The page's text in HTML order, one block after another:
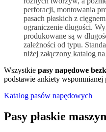
perforacji, montowania
pasach płaskich z
ograniczenie długości.
produkowane są w
zależności od typu.
niżej załączony katalog
Wszystkie pasy napędowe
podstawie ankiety wspomnianej
Katalog pasów napędowych
Pasy płaskie